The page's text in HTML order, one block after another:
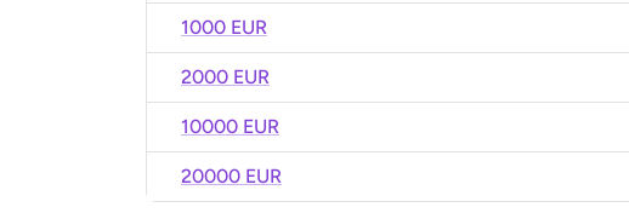
1000 EUR
2000 EUR
10000 EUR
20000 EUR